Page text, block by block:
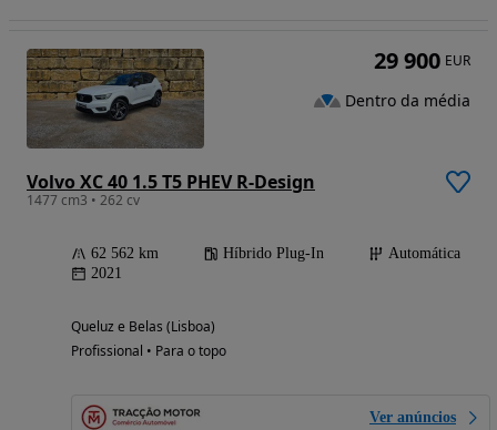
Volvo XC 40 1.5 T5 PHEV R-Design
1477 cm3 • 262 cv
62 562 km Híbrido Plug-In
Automática
2021
Queluz e Belas (Lisboa)
Profissional • Para o topo
Ver anúncios
29 900 EUR
Dentro da média